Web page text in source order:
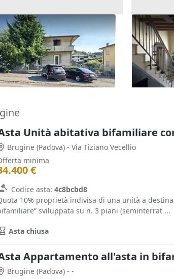
indipendente con corte
Mossano (Vicenza)
€
2026
Asta
80.160 €
17/09/
Unità abitativa bifamiliare
Brugine (Padova) - Via Tiziano Vecellio
minima
€
Codice asta: 4c8bcbd8
10% proprietà indivisa di una unità a
sviluppata su n. 3 piani (seminterrat ...
Asta chiusa
Appartamento all'asta in
Brugine (Padova) - -